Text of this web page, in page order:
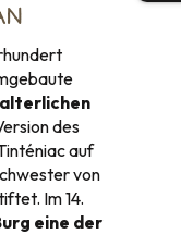
des
auf
von
Im 14.
eine der